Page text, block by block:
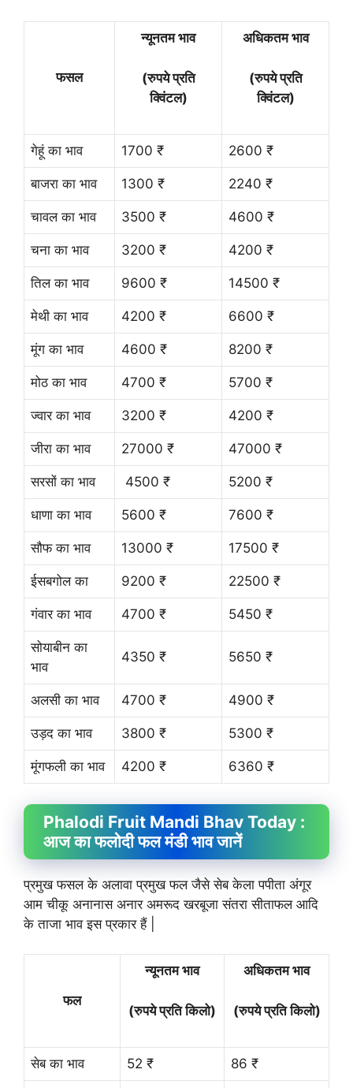
फसल
न्यूनतम भाव
(रुपये प्रति
क्विंटल)
अधिकतम भाव
(रुपये प्रति
क्विंटल)
गेहूं का भाव 1700 ₹ 2600 ₹
बाजरा का भाव 1300 ₹ 2240 ₹
चावल का भाव 3500 ₹ 4600 ₹
चना का भाव 3200 ₹ 4200 ₹
तिल का भाव 9600 ₹ 14500 ₹
मेथी का भाव 4200 ₹ 6600 ₹
मूंग का भाव 4600 ₹ 8200 ₹
मोठ का भाव 4700 ₹ 5700 ₹
ज्वार का भाव 3200 ₹ 4200 ₹
जीरा का भाव 27000 ₹ 47000 ₹
सरसों का भाव 4500 ₹ 5200 ₹
धाणा का भाव 5600 ₹ 7600 ₹
सौफ का भाव 13000 ₹ 17500 ₹
ईसबगोल का 9200 ₹ 22500 ₹
गंवार का भाव 4700 ₹ 5450 ₹
सोयाबीन का
भाव
4350 ₹ 5650 ₹
अलसी का भाव 4700 ₹ 4900 ₹
उड़द का भाव 3800 ₹ 5300 ₹
मूंगफली का भाव 4200 ₹ 6360 ₹
Phalodi Fruit Mandi Bhav Today :
आज का फलोदी फल मंडी भाव जानें
प्रमुख फसल के अलावा प्रमुख फल जैसे सेब केला पपीता अंगूर
आम चीकू अनानास अनार अमरूद खरबूजा संतरा सीताफल आदि
के ताजा भाव इस प्रकार हैं |
फल
न्यूनतम भाव
(रुपये प्रति किलो)
अधिकतम भाव
(रुपये प्रति किलो)
सेब का भाव 52 ₹ 86 ₹